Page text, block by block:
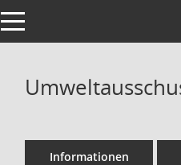
Toggle navigation
Informationen